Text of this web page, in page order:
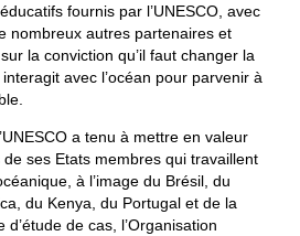
fournis par l’UNESCO, avec
nombreux autres partenaires et
la conviction qu’il faut changer la
avec l’océan pour parvenir à
a tenu à mettre en valeur
ses Etats membres qui travaillent
à l’image du Brésil, du
du Kenya, du Portugal et de la
de cas, l’Organisation